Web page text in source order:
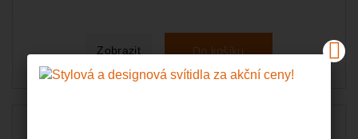
Zobrazit Do košíku